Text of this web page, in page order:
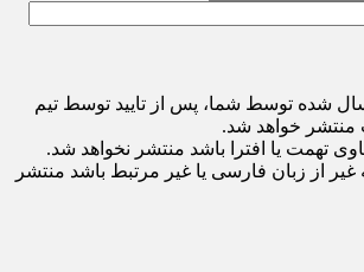
شده توسط شما، پس از تایید توسط تیم
منتشر خواهد شد.
تهمت یا افترا باشد منتشر نخواهد شد.
غیر از زبان فارسی یا غیر مرتبط باشد منتشر